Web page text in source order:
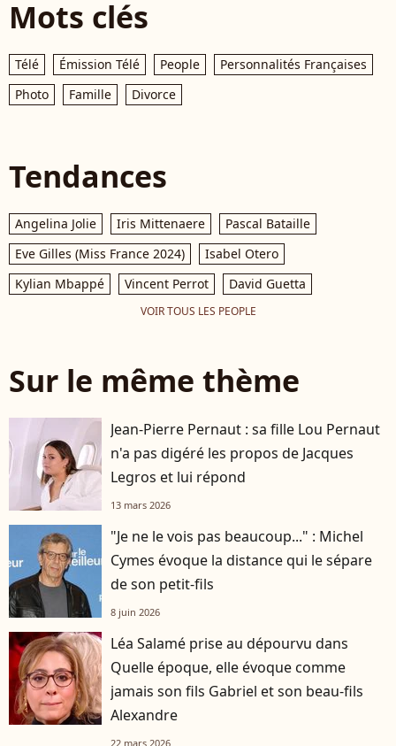
Mots clés
Télé Émission Télé People
Personnalités Françaises
Photo
Famille Divorce
Tendances
Angelina Jolie Iris Mittenaere
Pascal Bataille
Eve Gilles (Miss France 2024)
Isabel Otero
Kylian Mbappé
Vincent Perrot David Guetta
VOIR TOUS LES PEOPLE
Sur le même thème
Jean-Pierre Pernaut : sa fille Lou Pernaut
n'a pas digéré les propos de Jacques
Legros et lui répond
13 mars 2026
"Je ne le vois pas beaucoup..." : Michel
Cymes évoque la distance qui le sépare
de son petit-fils
8 juin 2026
Léa Salamé prise au dépourvu dans
Quelle époque, elle évoque comme
jamais son fils Gabriel et son beau-fils
Alexandre
22 mars 2026